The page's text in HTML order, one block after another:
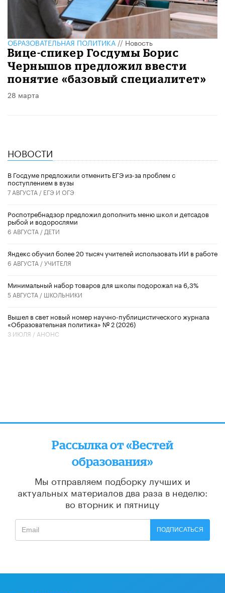
ОБРАЗОВАТЕЛЬНАЯ ПОЛИТИКА//Новость
Вице-спикер Госдумы Борис
Чернышов предложил ввести
понятие «базовый специалитет»
28 марта
НОВОСТИ
В Госдуме предложили отменить ЕГЭ из-за проблем с
поступлением в вузы
7 АВГУСТА / ЕГЭ И ОГЭ
Роспотребнадзор предложил дополнить меню школ и детсадов
рыбой и водорослями
6 АВГУСТА / ДЕТИ
​Яндекс обучил более 20 тысяч учителей использовать ИИ в работе
6 АВГУСТА /УЧИТЕЛЯ
Минимальный набор товаров для школы подорожал на 6,3%
5 АВГУСТА / ШКОЛЬНИКИ
Вышел в свет новый номер научно-публицистического журнала
«Образовательная политика» № 2 (2026)
3 ИЮЛЯ / АНОНС
Рассылка от «Вестей
образования»
Мы отправляем подборку лучших и
актуальных материалов два раза в неделю:
во вторник и пятницу
ПОДПИСАТЬСЯ